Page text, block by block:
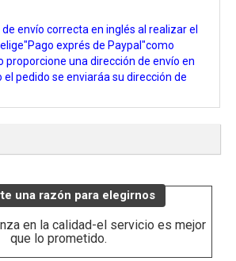
envío correcta en inglés al realizar el
exprés de Paypal"como
proporcione una dirección de envío en
pedido se enviaráa su dirección de
una razón para elegirnos
en la calidad-el servicio es mejor
que lo prometido.